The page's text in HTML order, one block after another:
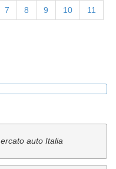
7 8 9 10 11
auto Italia